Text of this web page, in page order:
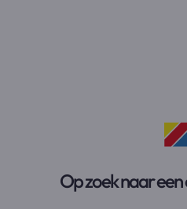
Op zoek naar